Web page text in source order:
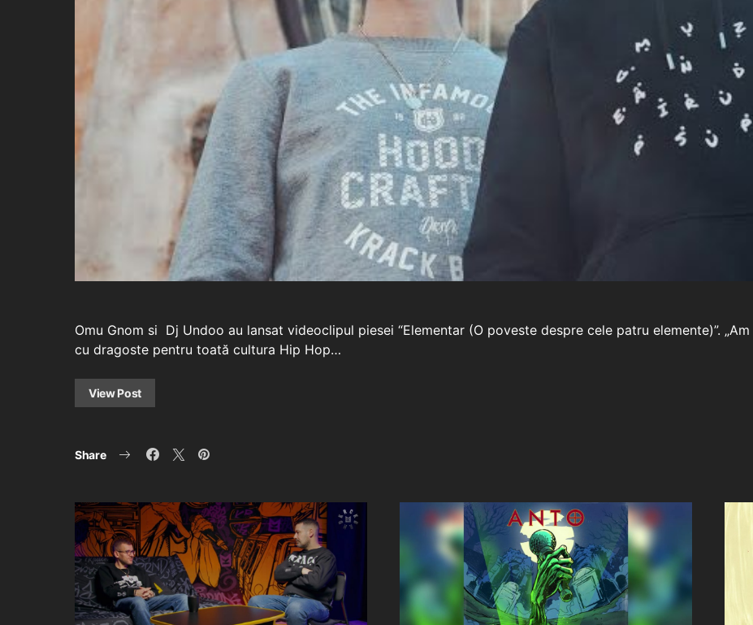
Omu Gnom si Dj Undoo au lansat videoclipul piesei “Elementar (O poveste despre cele patru elemente)”.
cu dragoste pentru toată cultura Hip Hop…
View Post
Share